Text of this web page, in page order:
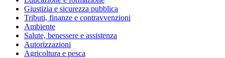
Giustizia e sicurezza pubblica
Tributi, finanze e contravvenzioni
Ambiente
Salute, benessere e assistenza
Autorizzazioni
Agricoltura e pesca